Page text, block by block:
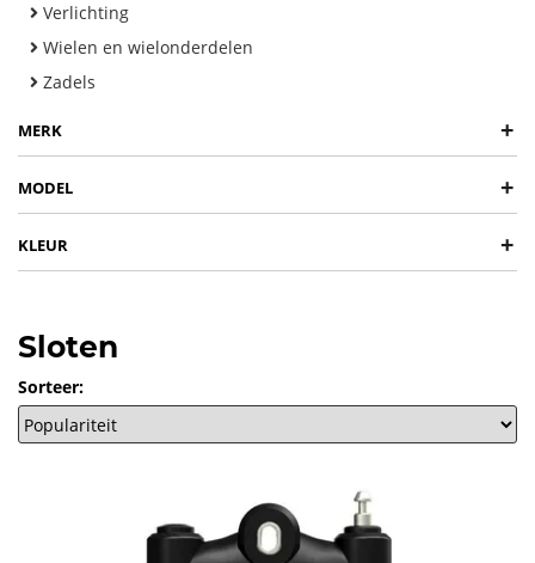
Verlichting
Wielen en wielonderdelen
Zadels
MERK +
MODEL +
KLEUR +
Sloten
Sorteer: